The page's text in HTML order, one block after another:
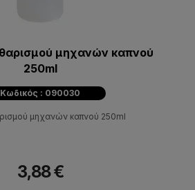
μηχανών καπνού
250ml
Κωδικός : 090030
μηχανών καπνού 250ml
3,88 €